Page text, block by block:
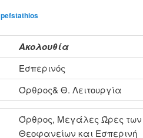
pefstathios
Ακολουθία
Εσπερινός
Όρθρος& Θ. Λειτουργία
Όρθρος, Μεγάλες Ώρες των
Θεοφανείων και Εσπερινή